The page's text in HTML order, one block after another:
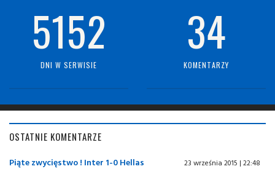
5152
DNI W SERWISIE
34
KOMENTARZY
OSTATNIE KOMENTARZE
Piąte zwycięstwo ! Inter 1-0 Hellas 23 września 2015 | 22:48